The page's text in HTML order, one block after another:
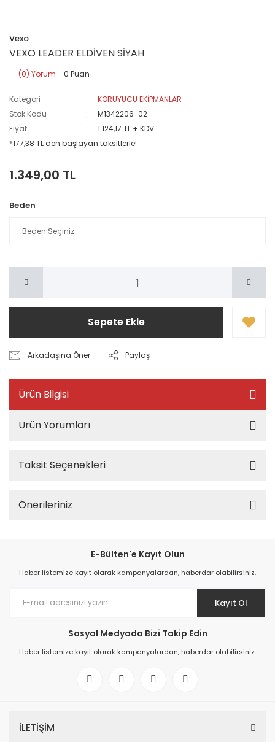
Vexo
VEXO LEADER ELDİVEN SİYAH
(0) Yorum - 0 Puan
Kategori
KORUYUCU EKİPMANLAR
Stok Kodu
M1342206-02
Fiyat
1.124,17 TL + KDV
*177,38 TL den başlayan taksitlerle!
1.349,00 TL
Beden
Sepete Ekle
Arkadaşına Öner Paylaş
Ürün Bilgisi
Ürün Yorumları
Taksit Seçenekleri
Önerileriniz
E-Bülten'e Kayıt Olun
Haber listemize kayıt olarak kampanyalardan, haberdar olabilirsiniz.
Kayıt Ol
Sosyal Medyada Bizi Takip Edin
Haber listemize kayıt olarak kampanyalardan, haberdar olabilirsiniz.
İLETİŞİM